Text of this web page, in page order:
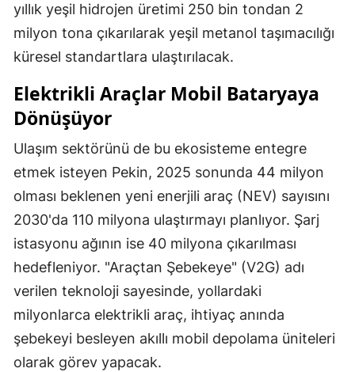
yıllık yeşil hidrojen üretimi 250 bin tondan 2
milyon tona çıkarılarak yeşil metanol taşımacılığı
küresel standartlara ulaştırılacak.
Elektrikli Araçlar Mobil Bataryaya
Dönüşüyor
Ulaşım sektörünü de bu ekosisteme entegre
etmek isteyen Pekin, 2025 sonunda 44 milyon
olması beklenen yeni enerjili araç (NEV) sayısını
2030'da 110 milyona ulaştırmayı planlıyor. Şarj
istasyonu ağının ise 40 milyona çıkarılması
hedefleniyor. "Araçtan Şebekeye" (V2G) adı
verilen teknoloji sayesinde, yollardaki
milyonlarca elektrikli araç, ihtiyaç anında
şebekeyi besleyen akıllı mobil depolama üniteleri
olarak görev yapacak.